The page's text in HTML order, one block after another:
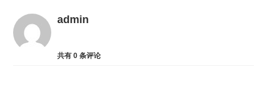
admin
共有0 条评论